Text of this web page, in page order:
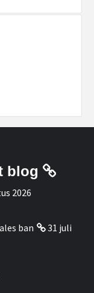
blog
2026
ban
31 juli